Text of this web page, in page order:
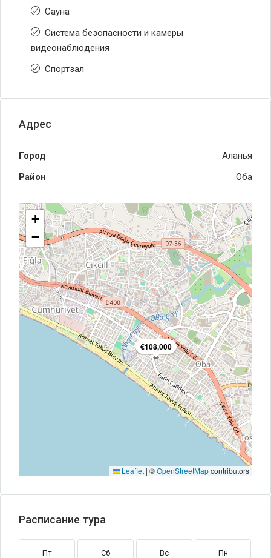
Сауна
Система безопасности и камеры
видеонаблюдения
Спортзал
Адрес
Город
Аланья
Район
Оба
€108,000
+
−
Leaflet | ©OpenStreetMapcontributors
Расписание тура
Пт Сб Вс Пн